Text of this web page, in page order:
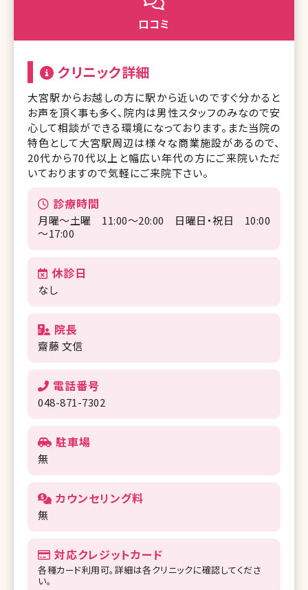
口コミ
クリニック詳細
大宮駅からお越しの方に駅から近いのですぐ分かると
お声を頂く事も多く、院内は男性スタッフのみなので安
心して相談ができる環境になっております。また当院の
特色として大宮駅周辺は様々な商業施設があるので、
20代から70代以上と幅広い年代の方にご来院いただ
いておりますので気軽にご来院下さい。
診療時間
月曜～土曜 11:00～20:00 日曜日・祝日 10:00
～17:00
休診日
なし
院長
齋藤 文信
電話番号
048-871-7302
駐車場
無
カウンセリング料
無
対応クレジットカード
各種カード利用可。詳細は各クリニックに確認してくださ
い。